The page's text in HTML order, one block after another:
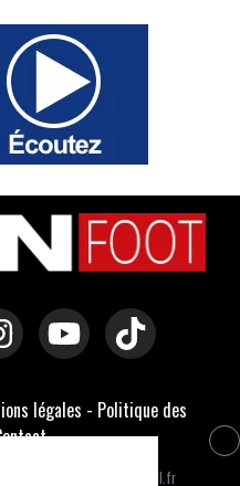
légales - Politique des
-
lyonfootball.fr